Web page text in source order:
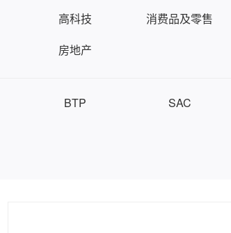
高科技 消费品及零售
房地产
BTP SAC